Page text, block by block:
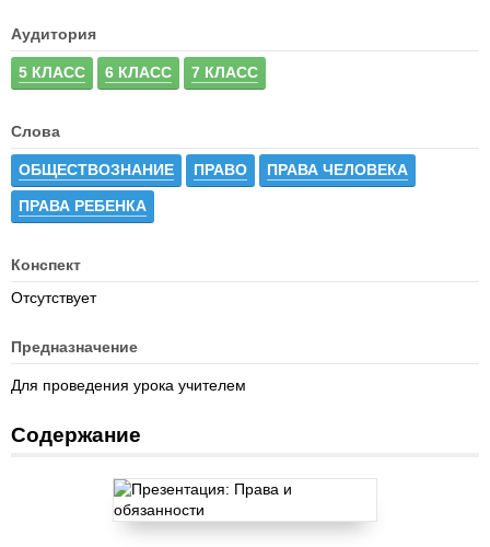
Аудитория
5 КЛАСС 6 КЛАСС 7 КЛАСС
Слова
ОБЩЕСТВОЗНАНИЕ ПРАВО ПРАВА ЧЕЛОВЕКА
ПРАВА РЕБЕНКА
Конспект
Отсутствует
Предназначение
Для проведения урока учителем
Содержание